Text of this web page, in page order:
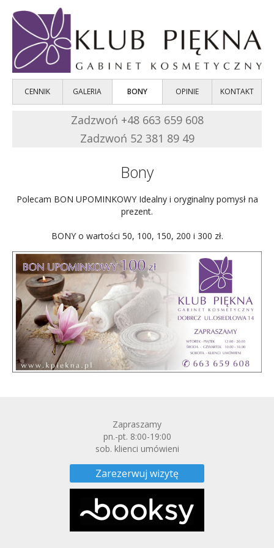
CENNIK GALERIA BONY OPINIE KONTAKT
+48 663 659 608
52 381 89 49
Bony
Polecam BON UPOMINKOWY Idealny i oryginalny pomysł na
prezent.
BONY o wartości 50, 100, 150, 200 i 300 zł.
Zapraszamy
pn.-pt. 8:00-19:00
sob. klienci umówieni
Zarezerwuj wizytę